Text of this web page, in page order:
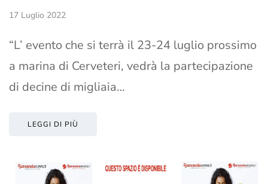
17 Luglio 2022
“L’ evento che si terrà il 23-24 luglio prossimo
a marina di Cerveteri, vedrà la partecipazione
di decine di migliaia…
LEGGI DI PIÙ